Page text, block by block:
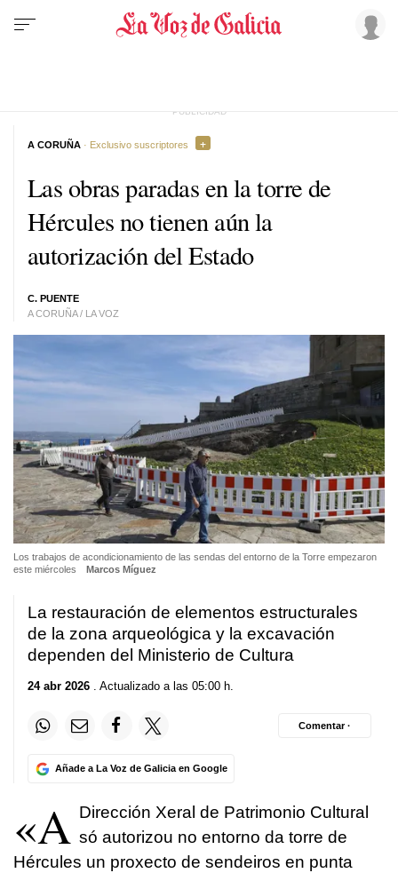
Las obras paradas en la torre de
Hércules no tienen aún la
autorización del Estado
C. PUENTE
A CORUÑA / LA VOZ
A CORUÑA · Exclusivo suscriptores
Los trabajos de acondicionamiento de las sendas del entorno de la Torre empezaron
este miércoles
Marcos Míguez
La restauración de elementos estructurales
de la zona arqueológica y la excavación
dependen del Ministerio de Cultura
24 abr 2026 . Actualizado a las 05:00 h.
Añade a La Voz de Galicia en Google
Comentar ·
«A Dirección Xeral de Patrimonio Cultural
só autorizou no entorno da torre de
Hércules un proxecto de sendeiros en punta